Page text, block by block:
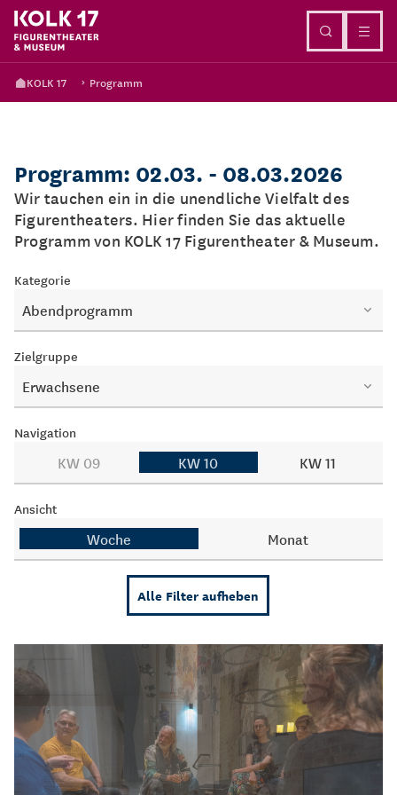
KOLK 17 Programm
Programm: 02.03. - 08.03.2026
Wir tauchen ein in die unendliche Vielfalt des
Figurentheaters. Hier finden Sie das aktuelle
Programm von KOLK 17 Figurentheater & Museum.
Kategorie
Abendprogramm
Zielgruppe
Erwachsene
Navigation
KW 09 KW 10 KW 11
Ansicht
Woche Monat
Alle Filter aufheben